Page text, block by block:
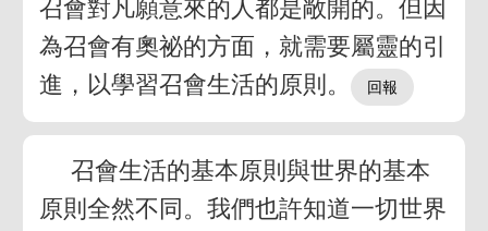
召會對凡願意來的人都是敞開的。但因
為召會有奧祕的方面，就需要屬靈的引
進，以學習召會生活的原則。
召會生活的基本原則與世界的基本
原則全然不同。我們也許知道一切世界